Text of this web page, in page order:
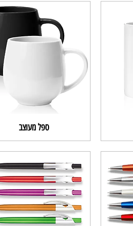
ספל מעוצב